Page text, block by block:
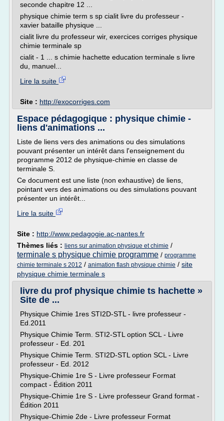
seconde chapitre 12 ...
physique chimie term s sp cialit livre du professeur -
xavier bataille physique ...
cialit livre du professeur wir, exercices corriges physique
chimie terminale sp
cialit - 1 ... s chimie hachette education terminale s livre
du, manuel...
Lire la suite
Site : http://exocorriges.com
Espace pédagogique : physique chimie -
liens d'animations ...
Liste de liens vers des animations ou des simulations
pouvant présenter un intérêt dans l'enseignement du
programme 2012 de physique-chimie en classe de
terminale S.
Ce document est une liste (non exhaustive) de liens,
pointant vers des animations ou des simulations pouvant
présenter un intérêt...
Lire la suite
Site : http://www.pedagogie.ac-nantes.fr
Thèmes liés : liens sur animation physique et chimie /
terminale s physique chimie programme / programme
chimie terminale s 2012 / animation flash physique chimie / site
physique chimie terminale s
livre du prof physique chimie ts hachette »
Site de ...
Physique Chimie 1res STI2D-STL - livre professeur -
Ed.2011
Physique Chimie Term. STI2-STL option SCL - Livre
professeur - Ed. 201
Physique Chimie Term. STI2D-STL option SCL - Livre
professeur - Ed. 2012
Physique-Chimie 1re S - Livre professeur Format
compact - Édition 2011
Physique-Chimie 1re S - Livre professeur Grand format -
Édition 2011
Physique-Chimie 2de - Livre professeur Format